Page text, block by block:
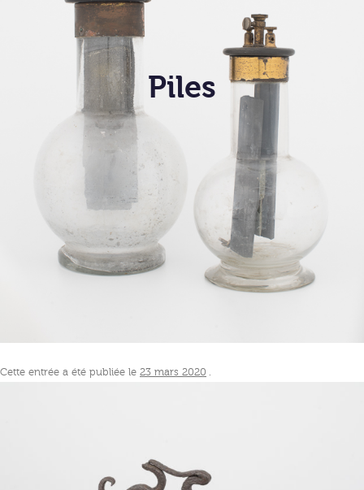
Piles
Cette entrée a été publiée le 23 mars 2020 .